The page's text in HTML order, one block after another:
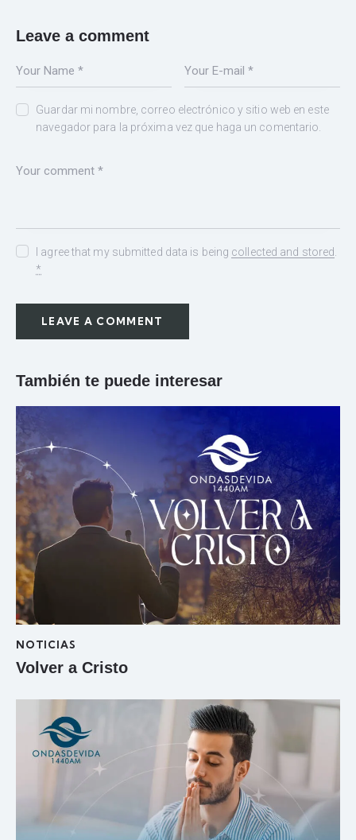
Leave a comment
Guardar mi nombre, correo electrónico y sitio web en este
navegador para la próxima vez que haga un comentario.
I agree that my submitted data is being collected and stored
*
También te puede interesar
NOTICIAS
Volver a Cristo